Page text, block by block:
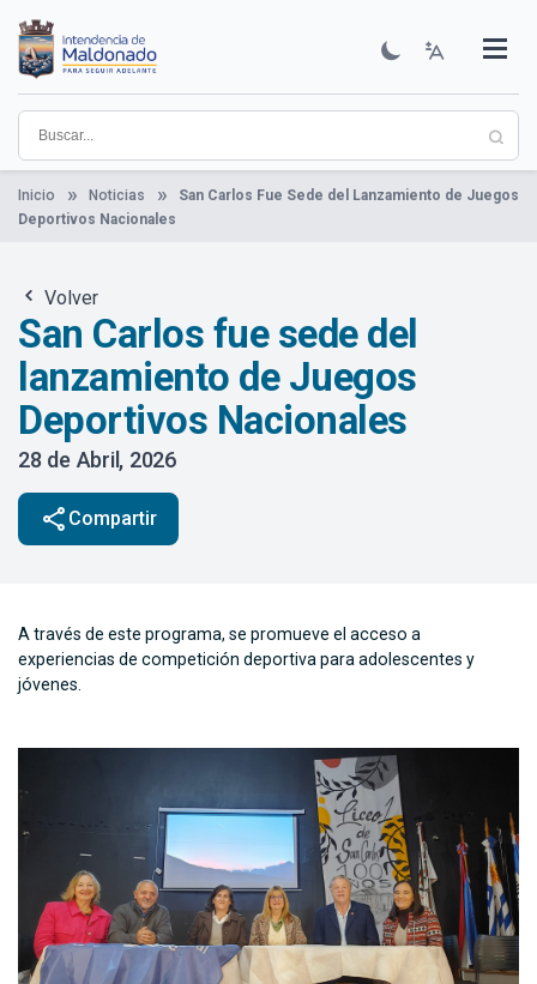
contenido
principal
Institucional
Municipios
Descubre Maldonado
Comunicación
Servicios
Guía De Trámites
Ver Noticias
Inicio Noticias
San Carlos Fue Sede del Lanzamiento de Juegos
Deportivos Nacionales
Volver
San Carlos fue sede del
lanzamiento de Juegos
Deportivos Nacionales
28 de Abril, 2026
share Compartir
A través de este programa, se promueve el acceso a
experiencias de competición deportiva para adolescentes y
jóvenes.